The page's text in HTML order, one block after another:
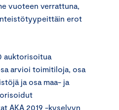
vuoteen verrattuna,
erot
auktorisoitua
arvioi toimitiloja, osa
ja osa maa- ja
AKA 2019 -kyselyyn